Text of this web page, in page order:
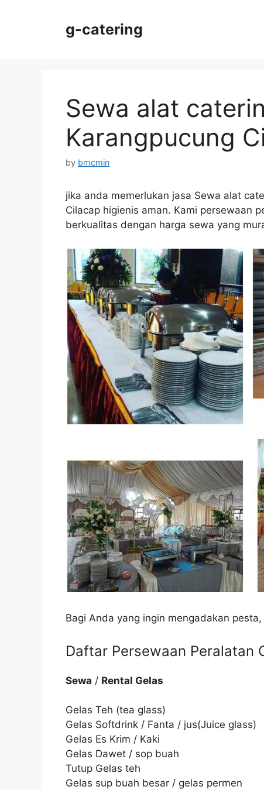
g-catering
Sewa alat
Karangpucung
by bmcmin
jika anda memerlukan jasa Sewa alat
Cilacap higienis aman. Kami persewaan
berkualitas dengan harga sewa yang
Bagi Anda yang ingin mengadakan
Daftar Persewaan
Sewa / Rental Gelas
Gelas Teh (tea glass)
Gelas Softdrink / Fanta / jus(Juice glass)
Gelas Es Krim / Kaki
Gelas Dawet / sop buah
Tutup Gelas teh
Gelas sup buah besar / gelas permen